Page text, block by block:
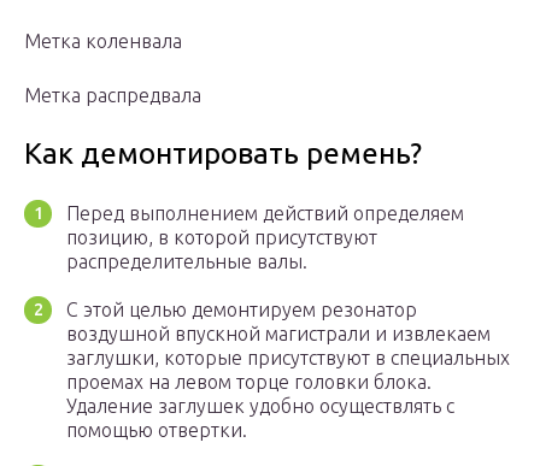
Метка коленвала
Метка распредвала
Как демонтировать ремень?
Перед выполнением действий определяем
позицию, в которой присутствуют
распределительные валы.
С этой целью демонтируем резонатор
воздушной впускной магистрали и извлекаем
заглушки, которые присутствуют в специальных
проемах на левом торце головки блока.
Удаление заглушек удобно осуществлять с
помощью отвертки.